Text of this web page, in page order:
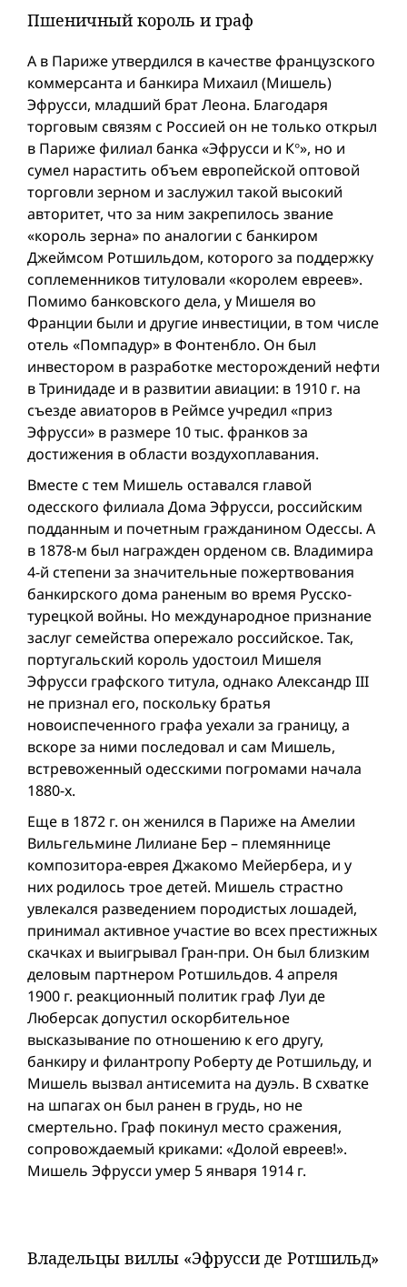
Пшеничный король и граф
А в Париже утвердился в качестве французского
коммерсанта и банкира Михаил (Мишель)
Эфрусси, младший брат Леона. Благодаря
торговым связям с Россией он не только открыл
в Париже филиал банка «Эфрусси и К°», но и
сумел нарастить объем европейской оптовой
торговли зерном и заслужил такой высокий
авторитет, что за ним закрепилось звание
«король зерна» по аналогии с банкиром
Джеймсом Ротшильдом, которого за поддержку
соплеменников титуловали «королем евреев».
Помимо банковского дела, у Мишеля во
Франции были и другие инвестиции, в том числе
отель «Помпадур» в Фонтенбло. Он был
инвестором в разработке месторождений нефти
в Тринидаде и в развитии авиации: в 1910 г. на
съезде авиаторов в Реймсе учредил «приз
Эфрусси» в размере 10 тыс. франков за
достижения в области воздухоплавания.
Вместе с тем Мишель оставался главой
одесского филиала Дома Эфрусси, российским
подданным и почетным гражданином Одессы. А
в 1878-м был награжден орденом св. Владимира
4-й степени за значительные пожертвования
банкирского дома раненым во время Русско-
турецкой вой­ны. Но международное признание
заслуг семейства опережало российское. Так,
португальский король удостоил Мишеля
Эфрусси графского титула, однако Александр III
не признал его, поскольку братья
новоиспеченного графа уехали за границу, а
вскоре за ними последовал и сам Мишель,
встревоженный одесскими погромами начала
1880-х.
Еще в 1872 г. он женился в Париже на Амелии
Вильгельмине Лилиане Бер – племяннице
композитора-еврея Джакомо Мейербера, и у
них родилось трое детей. Мишель страстно
увлекался разведением породистых лошадей,
принимал активное участие во всех престижных
скачках и выигрывал Гран-при. Он был близким
деловым партнером Ротшильдов. 4 апреля
1900 г. реакционный политик граф Луи де
Люберсак допустил оскорбительное
высказывание по отношению к его другу,
банкиру и филантропу Роберту де Ротшильду, и
Мишель вызвал антисемита на дуэль. В схватке
на шпагах он был ранен в грудь, но не
смертельно. Граф покинул место сражения,
сопровождаемый криками: «Долой евреев!».
Мишель Эфрусси умер 5 января 1914 г.
Владельцы виллы «Эфрусси де Ротшильд»